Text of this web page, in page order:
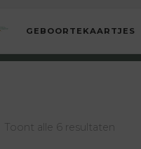
Wens en Wonder
GEBOORTEKAARTJES
Toont alle 6 resultaten